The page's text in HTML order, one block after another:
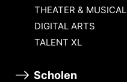
THEATER & MUSICAL
DIGITAL ARTS
TALENT XL
Scholen